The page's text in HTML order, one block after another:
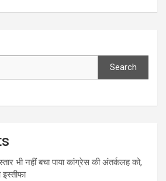
Search
भी नहीं बचा पाया कांग्रेस की अंतर्कलह को,
इस्तीफा